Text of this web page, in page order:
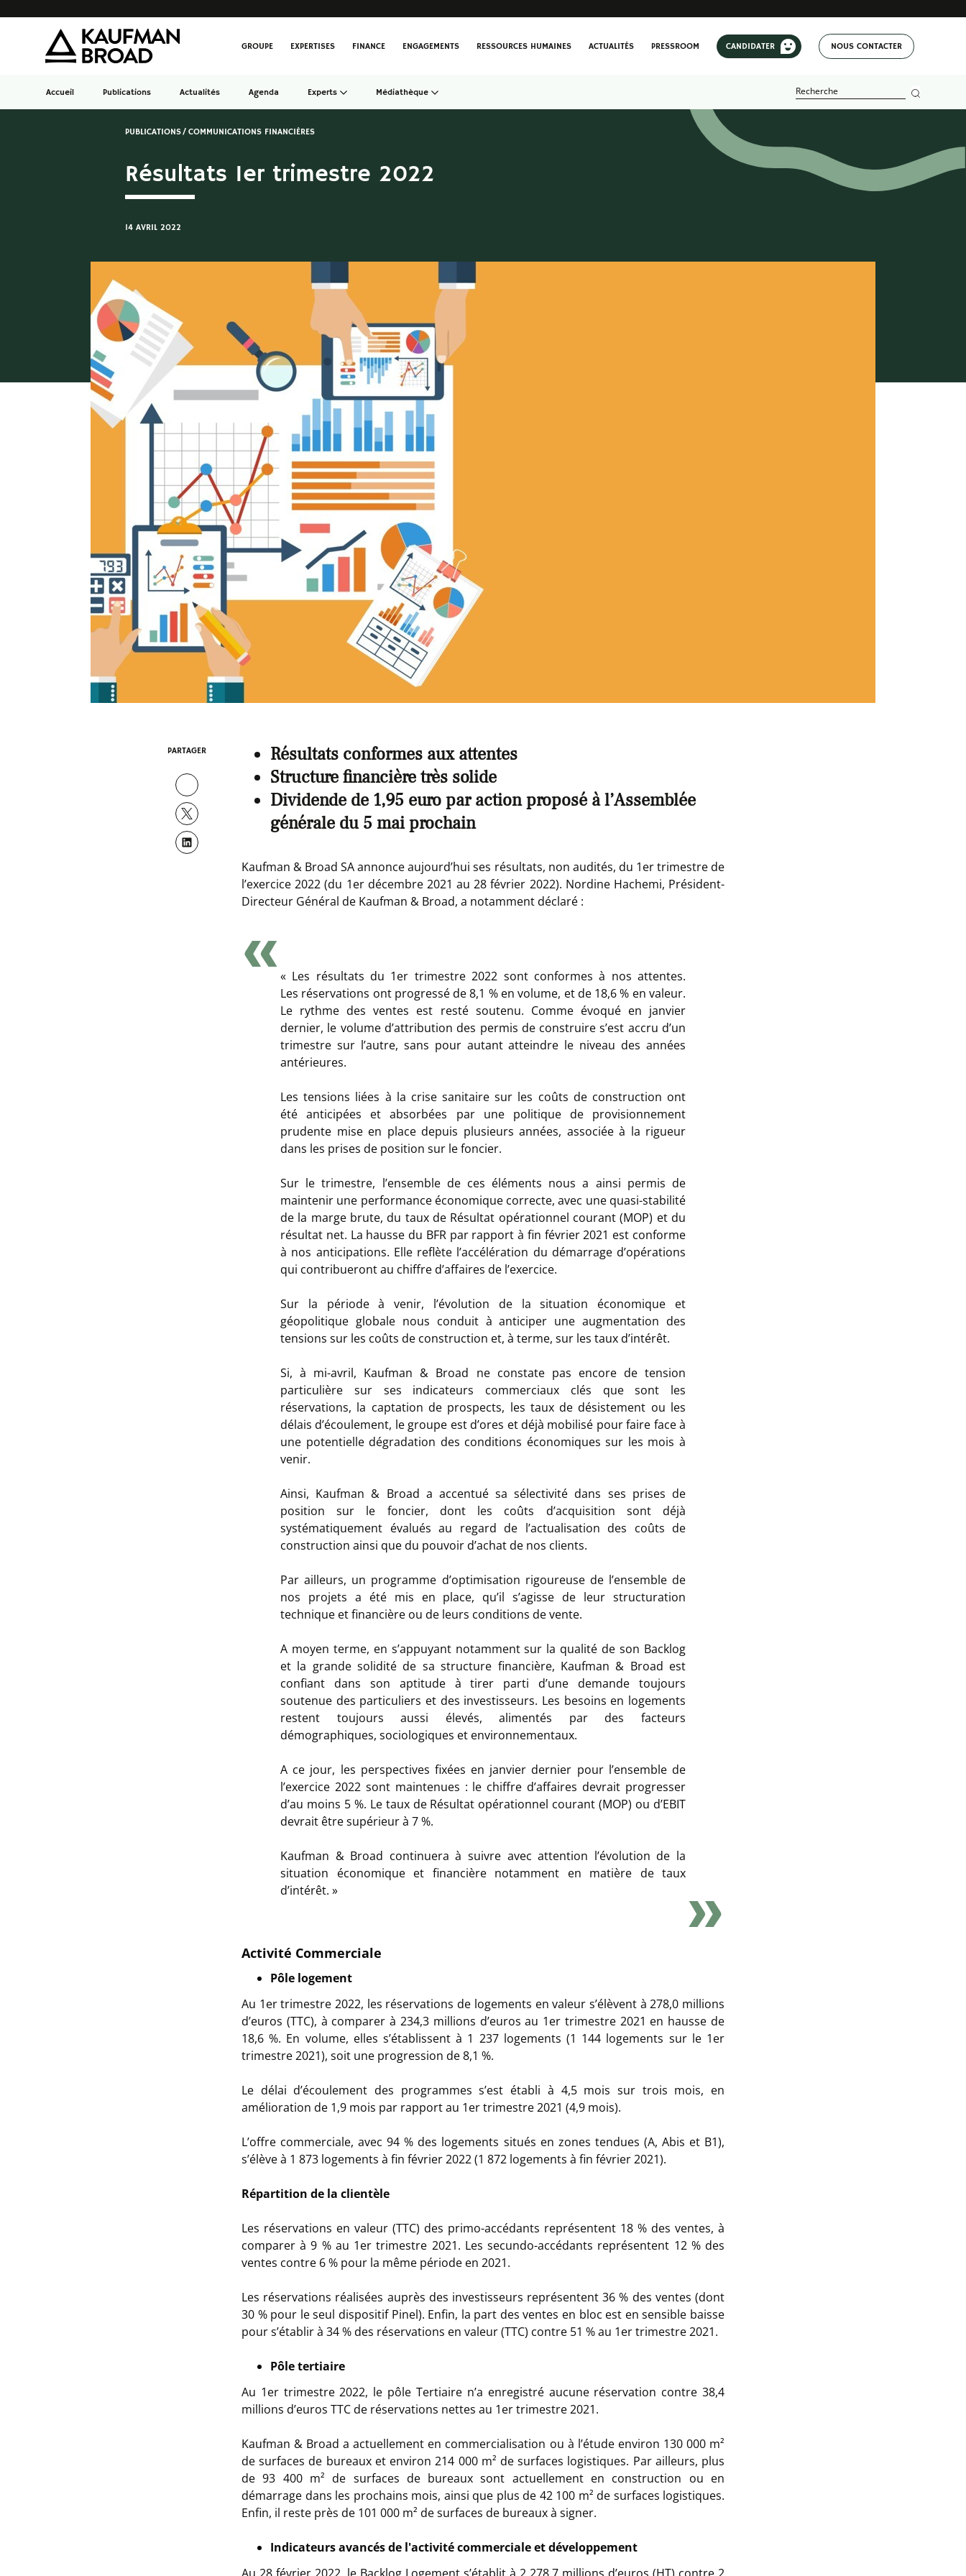
GROUPE EXPERTISES FINANCE ENGAGEMENTS RESSOURCES HUMAINES ACTUALITÉS PRESSROOM CANDIDATER NOUS CONTACTER
Accueil Publications Actualités Agenda Experts Médiathèque
PUBLICATIONS COMMUNICATIONS FINANCIÈRES
Résultats 1er trimestre 2022
14 AVRIL 2022
PARTAGER
Résultats conformes aux attentes
Structure financière très solide
Dividende de 1,95 euro par action proposé à l’Assemblée
générale du 5 mai prochain
Kaufman & Broad SA annonce aujourd’hui ses résultats, non audités, du 1er trimestre de
l’exercice 2022 (du 1er décembre 2021 au 28 février 2022). Nordine Hachemi, Président-
Directeur Général de Kaufman & Broad, a notamment déclaré :
« Les résultats du 1er trimestre 2022 sont conformes à nos attentes.
Les réservations ont progressé de 8,1 % en volume, et de 18,6 % en valeur.
Le rythme des ventes est resté soutenu. Comme évoqué en janvier
dernier, le volume d’attribution des permis de construire s’est accru d’un
trimestre sur l’autre, sans pour autant atteindre le niveau des années
antérieures.
Les tensions liées à la crise sanitaire sur les coûts de construction ont
été anticipées et absorbées par une politique de provisionnement
prudente mise en place depuis plusieurs années, associée à la rigueur
dans les prises de position sur le foncier.
Sur le trimestre, l’ensemble de ces éléments nous a ainsi permis de
maintenir une performance économique correcte, avec une quasi-stabilité
de la marge brute, du taux de Résultat opérationnel courant (MOP) et du
résultat net. La hausse du BFR par rapport à fin février 2021 est conforme
à nos anticipations. Elle reflète l’accélération du démarrage d’opérations
qui contribueront au chiffre d’affaires de l’exercice.
Sur la période à venir, l’évolution de la situation économique et
géopolitique globale nous conduit à anticiper une augmentation des
tensions sur les coûts de construction et, à terme, sur les taux d’intérêt.
Si, à mi-avril, Kaufman & Broad ne constate pas encore de tension
particulière sur ses indicateurs commerciaux clés que sont les
réservations, la captation de prospects, les taux de désistement ou les
délais d’écoulement, le groupe est d’ores et déjà mobilisé pour faire face à
une potentielle dégradation des conditions économiques sur les mois à
venir.
Ainsi, Kaufman & Broad a accentué sa sélectivité dans ses prises de
position sur le foncier, dont les coûts d’acquisition sont déjà
systématiquement évalués au regard de l’actualisation des coûts de
construction ainsi que du pouvoir d’achat de nos clients.
Par ailleurs, un programme d’optimisation rigoureuse de l’ensemble de
nos projets a été mis en place, qu’il s’agisse de leur structuration
technique et financière ou de leurs conditions de vente.
A moyen terme, en s’appuyant notamment sur la qualité de son Backlog
et la grande solidité de sa structure financière, Kaufman & Broad est
confiant dans son aptitude à tirer parti d’une demande toujours
soutenue des particuliers et des investisseurs. Les besoins en logements
restent toujours aussi élevés, alimentés par des facteurs
démographiques, sociologiques et environnementaux.
A ce jour, les perspectives fixées en janvier dernier pour l’ensemble de
l’exercice 2022 sont maintenues : le chiffre d’affaires devrait progresser
d’au moins 5 %. Le taux de Résultat opérationnel courant (MOP) ou d’EBIT
devrait être supérieur à 7 %.
Kaufman & Broad continuera à suivre avec attention l’évolution de la
situation économique et financière notamment en matière de taux
d’intérêt. »
Activité Commerciale
Pôle logement
Au 1er trimestre 2022, les réservations de logements en valeur s’élèvent à 278,0 millions
d’euros (TTC), à comparer à 234,3 millions d’euros au 1er trimestre 2021 en hausse de
18,6 %. En volume, elles s’établissent à 1 237 logements (1 144 logements sur le 1er
trimestre 2021), soit une progression de 8,1 %.
Le délai d’écoulement des programmes s’est établi à 4,5 mois sur trois mois, en
amélioration de 1,9 mois par rapport au 1er trimestre 2021 (4,9 mois).
L’offre commerciale, avec 94 % des logements situés en zones tendues (A, Abis et B1),
s’élève à 1 873 logements à fin février 2022 (1 872 logements à fin février 2021).
Répartition de la clientèle
Les réservations en valeur (TTC) des primo-accédants représentent 18 % des ventes, à
comparer à 9 % au 1er trimestre 2021. Les secundo-accédants représentent 12 % des
ventes contre 6 % pour la même période en 2021.
Les réservations réalisées auprès des investisseurs représentent 36 % des ventes (dont
30 % pour le seul dispositif Pinel). Enfin, la part des ventes en bloc est en sensible baisse
pour s’établir à 34 % des réservations en valeur (TTC) contre 51 % au 1er trimestre 2021.
Pôle tertiaire
Au 1er trimestre 2022, le pôle Tertiaire n’a enregistré aucune réservation contre 38,4
millions d’euros TTC de réservations nettes au 1er trimestre 2021.
Kaufman & Broad a actuellement en commercialisation ou à l’étude environ 130 000 m²
de surfaces de bureaux et environ 214 000 m² de surfaces logistiques. Par ailleurs, plus
de 93 400 m² de surfaces de bureaux sont actuellement en construction ou en
démarrage dans les prochains mois, ainsi que plus de 42 100 m² de surfaces logistiques.
Enfin, il reste près de 101 000 m² de surfaces de bureaux à signer.
Indicateurs avancés de l'activité commerciale et développement